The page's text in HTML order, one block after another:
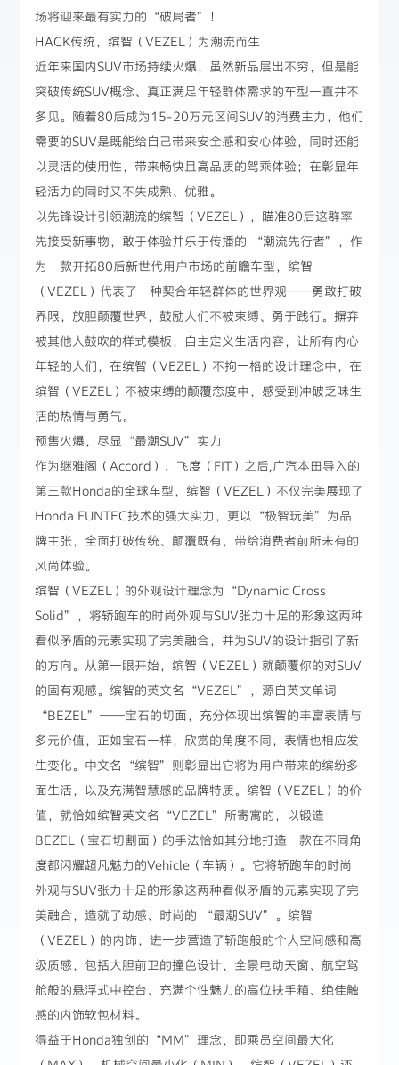
场将迎来最有实力的“破局者”！
HACK传统，缤智（VEZEL）为潮流而生
近年来国内SUV市场持续火爆，虽然新品层出不穷，但是能
突破传统SUV概念、真正满足年轻群体需求的车型一直并不
多见。随着80后成为15-20万元区间SUV的消费主力，他们
需要的SUV是既能给自己带来安全感和安心体验，同时还能
以灵活的使用性，带来畅快且高品质的驾乘体验；在彰显年
轻活力的同时又不失成熟、优雅。
以先锋设计引领潮流的缤智（VEZEL），瞄准80后这群率
先接受新事物，敢于体验并乐于传播的 “潮流先行者”，作
为一款开拓80后新世代用户市场的前瞻车型，缤智
（VEZEL）代表了一种契合年轻群体的世界观——勇敢打破
界限，放胆颠覆世界，鼓励人们不被束缚、勇于践行。摒弃
被其他人鼓吹的样式模板，自主定义生活内容，让所有内心
年轻的人们，在缤智（VEZEL）不拘一格的设计理念中，在
缤智（VEZEL）不被束缚的颠覆态度中，感受到冲破乏味生
活的热情与勇气。
预售火爆，尽显“最潮SUV”实力
作为继雅阁（Accord）、飞度（FIT）之后,广汽本田导入的
第三款Honda的全球车型，缤智（VEZEL）不仅完美展现了
Honda FUNTEC技术的强大实力，更以“极智玩美”为品
牌主张，全面打破传统、颠覆既有，带给消费者前所未有的
风尚体验。
缤智（VEZEL）的外观设计理念为“Dynamic Cross
Solid”，将轿跑车的时尚外观与SUV张力十足的形象这两种
看似矛盾的元素实现了完美融合，并为SUV的设计指引了新
的方向。从第一眼开始，缤智（VEZEL）就颠覆你的对SUV
的固有观感。缤智的英文名“VEZEL”，源自英文单词
“BEZEL”——宝石的切面，充分体现出缤智的丰富表情与
多元价值，正如宝石一样，欣赏的角度不同，表情也相应发
生变化。中文名“缤智”则彰显出它将为用户带来的缤纷多
面生活，以及充满智慧感的品牌特质。缤智（VEZEL）的价
值，就恰如缤智英文名“VEZEL”所寄寓的，以锻造
BEZEL（宝石切割面）的手法恰如其分地打造一款在不同角
度都闪耀超凡魅力的Vehicle（车辆）。它将轿跑车的时尚
外观与SUV张力十足的形象这两种看似矛盾的元素实现了完
美融合，造就了动感、时尚的 “最潮SUV”。缤智
（VEZEL）的内饰，进一步营造了轿跑般的个人空间感和高
级质感，包括大胆前卫的撞色设计、全景电动天窗、航空驾
舱般的悬浮式中控台、充满个性魅力的高位扶手箱、绝佳触
感的内饰软包材料。
得益于Honda独创的“MM”理念，即乘员空间最大化